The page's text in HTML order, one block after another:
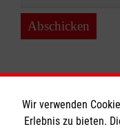
Abschicken
Wir verwenden
Erlebnis zu bieten.